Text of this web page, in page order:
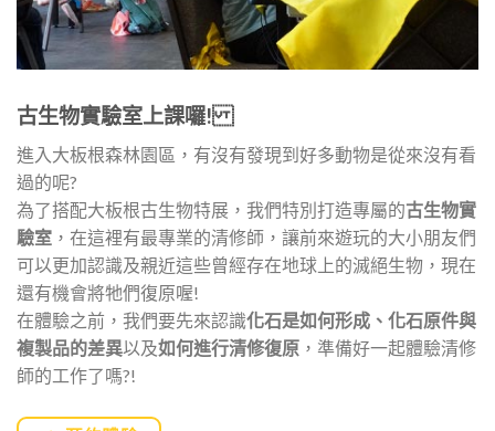
古生物實驗室上課囉!
進入大板根森林園區，有沒有發現到好多動物是從來沒有看
過的呢?
為了搭配大板根古生物特展，我們特別打造專屬的古生物實
驗室 ，在這裡有最專業的清修師，讓前來遊玩的大小朋友們
可以更加認識及親近這些曾經存在地球上的滅絕生物，現在
還有機會將牠們復原喔!
在體驗之前，我們要先來認識化石是如何形成、化石原件與
複製品的差異以及如何進行清修復原 ，準備好一起體驗清修
師的工作了嗎?!